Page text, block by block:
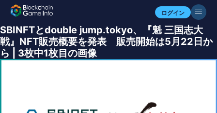
ログイン
SBINFTとdouble jump.tokyo、『魁 三国志大
戦』NFT販売概要を発表 販売開始は5月22日か
ら | 3枚中1枚目の画像